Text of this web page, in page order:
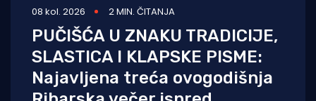
08 kol. 2026 2 MIN. ČITANJA
PUČIŠĆA U ZNAKU TRADICIJE,
SLASTICA I KLAPSKE PISME:
Najavljena treća ovogodišnja